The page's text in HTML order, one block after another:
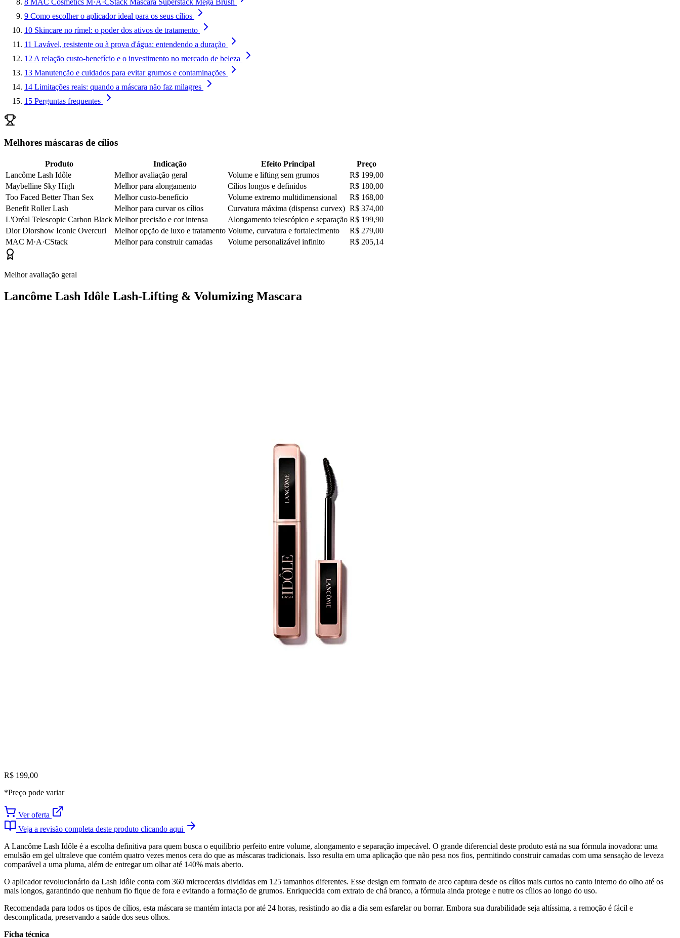
9 Como escolher o aplicador ideal para os seus cílios
10 Skincare no rímel: o poder dos ativos de tratamento
11 Lavável, resistente ou à prova d'água: entendendo a duração
12 A relação custo-benefício e o investimento no mercado de beleza
13 Manutenção e cuidados para evitar grumos e contaminações
14 Limitações reais: quando a máscara não faz milagres
15 Perguntas frequentes
Melhores máscaras de cílios
Produto Indicação Efeito Principal
Preço
Lancôme Lash Idôle
Melhor avaliação geral Volume e lifting sem grumos
R$ 199,00
Maybelline Sky High
Melhor para alongamento Cílios longos e definidos
R$ 180,00
Too Faced Better Than Sex
Melhor custo-benefício Volume extremo multidimensional
R$ 168,00
Benefit Roller Lash
Melhor para curvar os cílios Curvatura máxima (dispensa curvex) R$ 374,00
L'Oréal Telescopic Carbon Black Melhor precisão e cor intensa Alongamento telescópico e separação R$ 199,90
Dior Diorshow Iconic Overcurl
Melhor opção de luxo e tratamento Volume, curvatura e fortalecimento
R$ 279,00
MAC M·A·CStack
Melhor para construir camadas Volume personalizável infinito R$ 205,14
Melhor avaliação geral
Lancôme Lash Idôle Lash-Lifting & Volumizing Mascara
R$ 199,00
*Preço pode variar
Ver oferta
Veja a revisão completa deste produto clicando aqui
A Lancôme Lash Idôle é a escolha definitiva para quem busca o equilíbrio perfeito entre volume, alongamento e separação impecável. O grande diferencial deste produto está na sua fórmula inovadora: uma
emulsão em gel ultraleve que contém quatro vezes menos cera do que as máscaras tradicionais. Isso resulta em uma aplicação que não pesa nos fios, permitindo construir camadas com uma sensação de leveza
comparável a uma pluma, além de entregar um olhar até 140% mais aberto.
O aplicador revolucionário da Lash Idôle conta com 360 microcerdas divididas em 125 tamanhos diferentes. Esse design em formato de arco captura desde os cílios mais curtos no canto interno do olho até os
mais longos, garantindo que nenhum fio fique de fora e evitando a formação de grumos. Enriquecida com extrato de chá branco, a fórmula ainda protege e nutre os cílios ao longo do uso.
Recomendada para todos os tipos de cílios, esta máscara se mantém intacta por até 24 horas, resistindo ao dia a dia sem esfarelar ou borrar. Embora sua durabilidade seja altíssima, a remoção é fácil e
descomplicada, preservando a saúde dos seus olhos.
Ficha técnica